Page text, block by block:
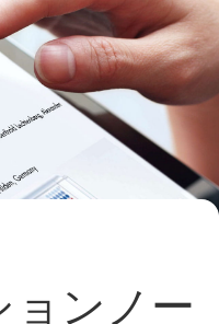
ョンノー